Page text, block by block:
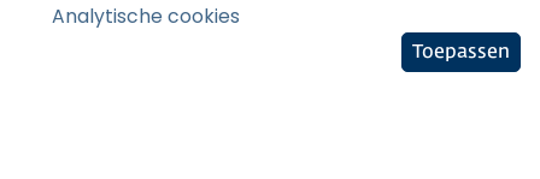
Analytische cookies
Toepassen